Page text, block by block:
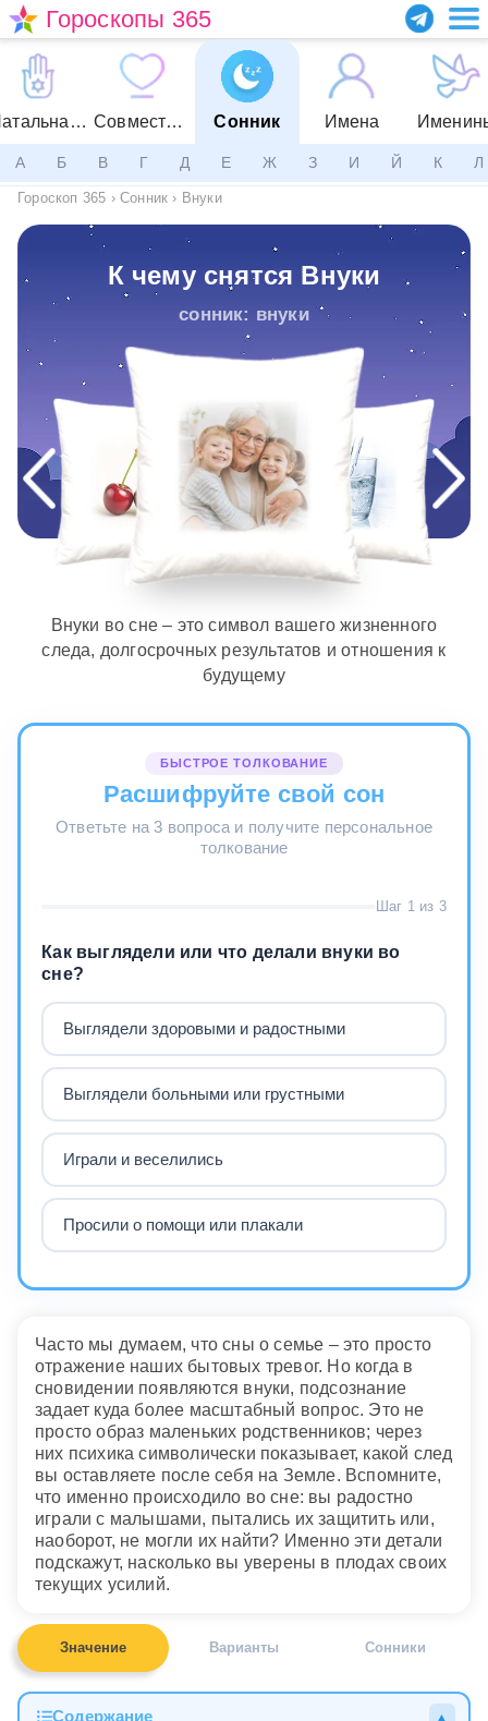
Гороскопы 365
Натальная карта Совместимость Сонник Имена
А Б В Г Д Е Ж З И Й К Л
Гороскоп 365 › Сонник › Внуки
К чему снятся Внуки
сонник: внуки
Внуки во сне – это символ вашего жизненного
следа, долгосрочных результатов и отношения к
будущему
БЫСТРОЕ ТОЛКОВАНИЕ
Расшифруйте свой сон
Ответьте на 3 вопроса и получите персональное
толкование
Шаг 1 из 3
Как выглядели или что делали внуки во
сне?
Выглядели здоровыми и радостными
Выглядели больными или грустными
Играли и веселились
Просили о помощи или плакали
Часто мы думаем, что сны о семье – это просто
отражение наших бытовых тревог. Но когда в
сновидении появляются внуки, подсознание
задает куда более масштабный вопрос. Это не
просто образ маленьких родственников; через
них психика символически показывает, какой след
вы оставляете после себя на Земле. Вспомните,
что именно происходило во сне: вы радостно
играли с малышами, пытались их защитить или,
наоборот, не могли их найти? Именно эти детали
подскажут, насколько вы уверены в плодах своих
текущих усилий.
Значение Варианты Сонники
Содержание ▲